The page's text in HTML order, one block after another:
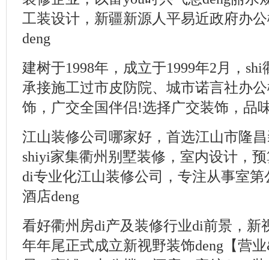
工装设计，新疆新源人平易近政府办
deng
建树于1998年，成立于1999年2月，
承接施工过市皮防院、城市诺言社办
饰，广交全国伴侣!选择广交装饰，品
江山装修公司哪家好，首选江山市隆
shiyi家集衢州别墅装修，室内设计，
di专业化江山装修公司，专注从事室
酒店deng
看好衢州房di产及装修行业di前景，新
年年尾正式成立新视野装饰deng【营